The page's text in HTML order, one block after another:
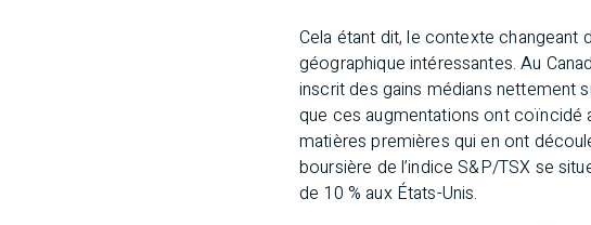
Cela étant dit, le contexte changeant
géographique intéressantes. Au
inscrit des gains médians nettement
que ces augmentations ont coïncidé
matières premières qui en ont
boursière de l’indice S&P/TSX se
de 10 % aux États-Unis.